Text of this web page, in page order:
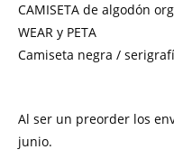
CAMISETA de algodón
WEAR y PETA
Camiseta negra /
Al ser un preorder los
junio.